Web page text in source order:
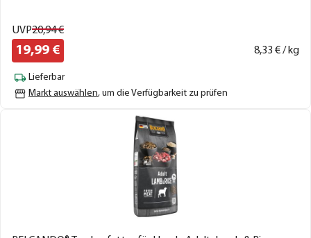
UVP20,94€
19,99 € 8,33 € / kg
Lieferbar
Markt auswählen, um die Verfügbarkeit zu prüfen